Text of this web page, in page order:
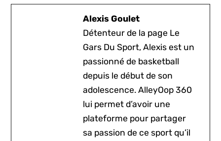
Alexis Goulet
Détenteur de la page Le
Gars Du Sport, Alexis est un
passionné de basketball
depuis le début de son
adolescence. AlleyOop 360
lui permet d’avoir une
plateforme pour partager
sa passion de ce sport qu’il